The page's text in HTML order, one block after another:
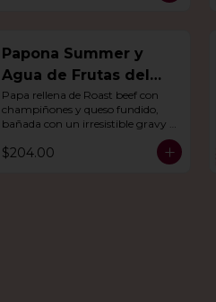
Papona Summer y
Agua de Frutas del
Día
Papa rellena de Roast beef con
champiñones y queso fundido,
bañada con un irresistible gravy
de res, acompañado de agua del
día.
$204.00